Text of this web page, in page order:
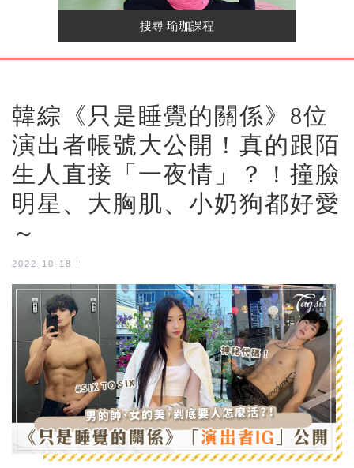
韓綜《只是睡覺的關係》8位
演出者帳號大公開！真的跟陌
生人直接「一夜情」？！撞臉
明星、大胸肌、小奶狗都好愛
～
2022-10-18 |